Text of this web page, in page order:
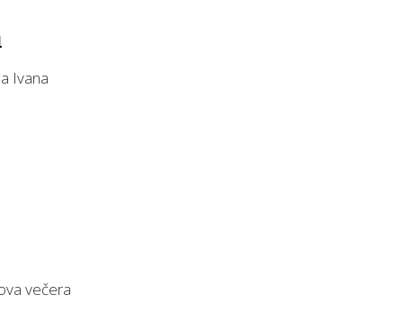
Ivana
večera